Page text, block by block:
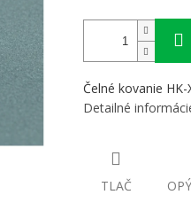
Čelné kovanie
Detailné
TLAČ